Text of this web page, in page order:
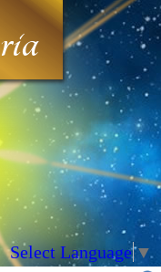
Select Language▼